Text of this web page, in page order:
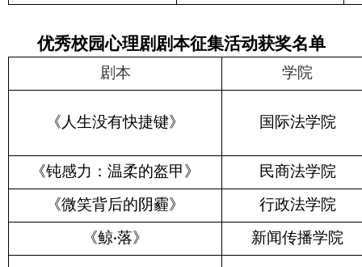
优秀校园心理剧剧本征集活动获奖名单
剧本 学院
《人生没有快捷键》 国际法学院
《钝感力：温柔的盔甲》
民商法学院
《微笑背后的阴霾》
行政法学院
《鲸·落》 新闻传播学院